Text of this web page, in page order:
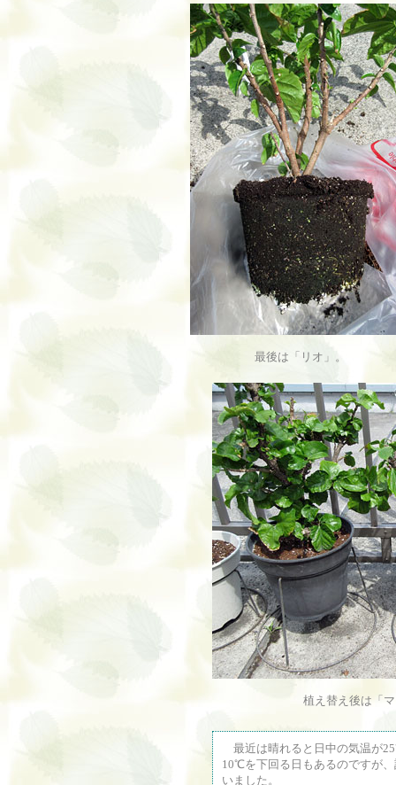
最後は「リオ」。
植え替え後は「
最近は晴れると日中の気温が
10℃を下回る日もあるのですが
いました。